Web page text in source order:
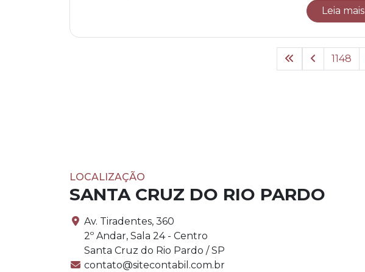
Leia mais
1148
LOCALIZAÇÃO
SANTA CRUZ DO RIO PARDO
Av. Tiradentes, 360
2º Andar, Sala 24 - Centro
Santa Cruz do Rio Pardo / SP
contato@sitecontabil.com.br